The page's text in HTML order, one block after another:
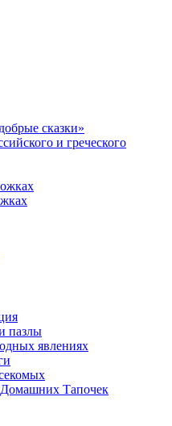
сказки»
и греческого
пазлы
явлениях
Тапочек